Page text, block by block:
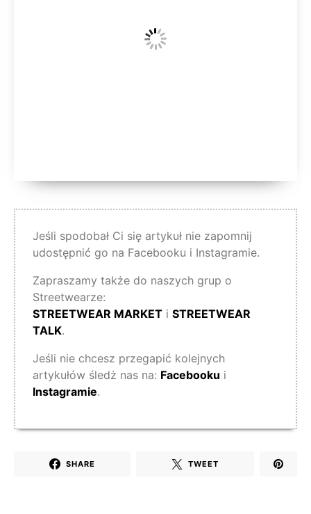
Jeśli spodobał Ci się artykuł nie zapomnij
udostępnić go na Facebooku i Instagramie.
Zapraszamy także do naszych grup o
Streetwearze:
STREETWEAR MARKET i STREETWEAR
TALK.
Jeśli nie chcesz przegapić kolejnych
artykułów śledż nas na: Facebooku i
Instagramie.
SHARE TWEET